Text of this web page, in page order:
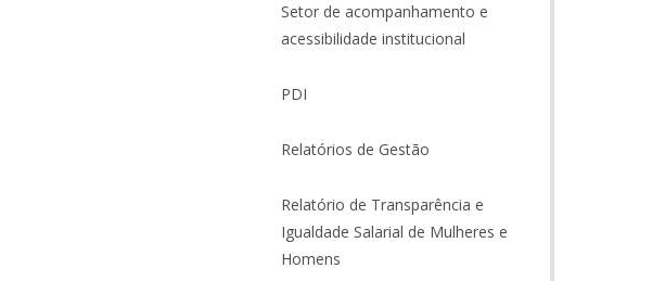
Setor de acompanhamento e
acessibilidade institucional
PDI
Relatórios de Gestão
Relatório de Transparência e
Igualdade Salarial de Mulheres e
Homens